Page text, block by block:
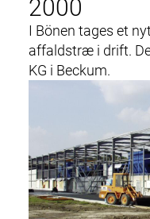
2000
I Bönen tages et
affaldstræ i drift.
KG i Beckum.